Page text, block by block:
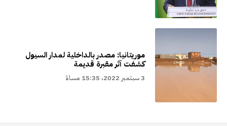
موريتانيا: مصدر بالداخلية لمدار السيول
كشفت آثر مقبرة قديمة
3 سبتمبر 2022، 15:35 مساءً